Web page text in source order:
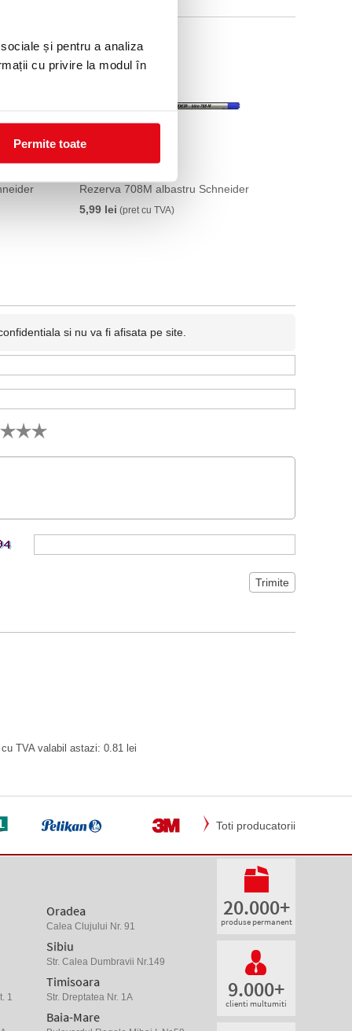
și pentru a analiza
cu privire la modul în
Permite toate
Rezerva 708M albastru Schneider
5,99 lei (pret cu TVA)
si nu va fi afisata pe site.
TVA valabil astazi: 0.81 lei
Toti producatorii
1
Oradea
Calea Clujului Nr. 91
Sibiu
Str. Calea Dumbravii Nr.149
Timisoara
Str. Dreptatea Nr. 1A
Baia-Mare
20.000+
produse permanent
9.000+
clienti multumiti